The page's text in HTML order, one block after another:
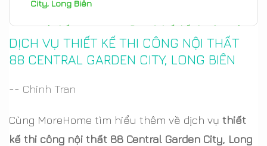
City, Long Biên
Nội thất MoreHome – Đơn vị thiết kế, thi công nội
thất 88 Central Garden City, Long Biên uy tín
DỊCH VỤ THIẾT KẾ THI CÔNG NỘI THẤT
88 CENTRAL GARDEN CITY, LONG BIÊN
-- Chinh Tran
Cùng MoreHome tìm hiểu thêm về dịch vụ thiết
kế thi công nội thất 88 Central Garden City, Long